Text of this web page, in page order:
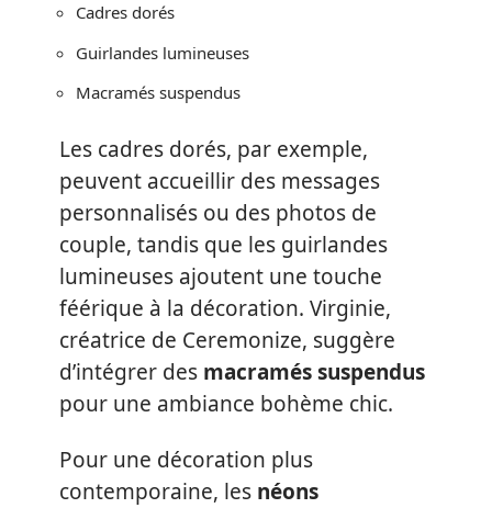
Cadres dorés
Guirlandes lumineuses
Macramés suspendus
Les cadres dorés, par exemple,
peuvent accueillir des messages
personnalisés ou des photos de
couple, tandis que les guirlandes
lumineuses ajoutent une touche
féérique à la décoration. Virginie,
créatrice de Ceremonize, suggère
d’intégrer des macramés suspendus
pour une ambiance bohème chic.
Pour une décoration plus
contemporaine, les néons